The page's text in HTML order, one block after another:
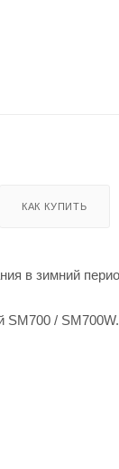
КАК КУПИТЬ
в зимний
/ SM700W.